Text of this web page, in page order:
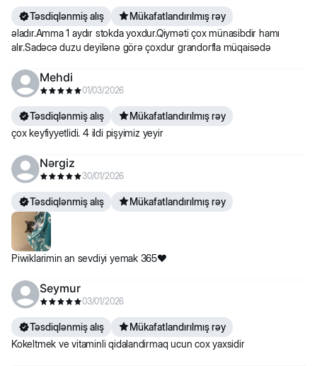
Təsdiqlənmiş alış
Mükafatlandırılmış rəy
əladır.Amma 1 aydır stokda yoxdur.Qiyməti çox münasibdir hamı
alır.Sadəcə duzu deyilənə görə çoxdur grandorfla müqaisədə
Mehdi
01/03/2026
Təsdiqlənmiş alış
Mükafatlandırılmış rəy
çox keyfiyyetlidi. 4 ildi pişyimiz yeyir
Nərgiz
30/01/2026
Təsdiqlənmiş alış Mükafatlandırılmış rəy
Piwiklarimin an sevdiyi yemak 365❤️
Seymur
03/01/2026
Təsdiqlənmiş alış
Mükafatlandırılmış rəy
Kokeltmek ve vitaminli qidalandirmaq ucun cox yaxsidir